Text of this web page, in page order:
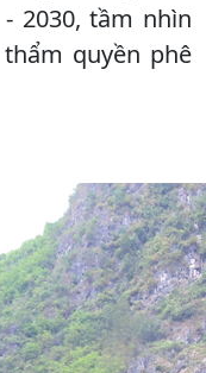
2030, tầm nhìn
quyền phê